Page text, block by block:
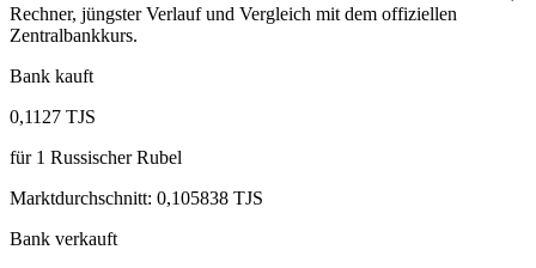
Rechner, jüngster Verlauf und Vergleich mit dem offiziellen
Zentralbankkurs.
Bank kauft
0,1127 TJS
für1 Russischer Rubel
Marktdurchschnitt: 0,105838 TJS
Bank verkauft